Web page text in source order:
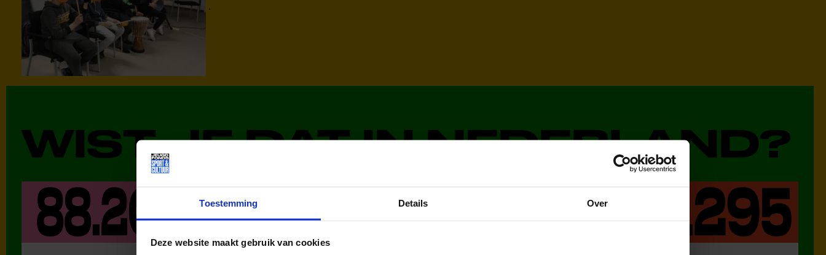
Toestemming Details Over
Deze website maakt gebruik van cookies
.
WIST JE DAT IN NEDERLAND?